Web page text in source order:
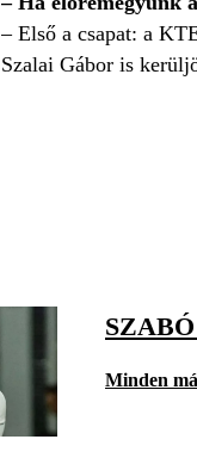
– Első a csapat: a
Szalai Gábor is
Minden